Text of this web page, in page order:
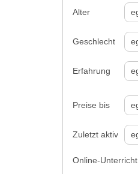
Alter
Geschlecht
Erfahrung
Preise bis
Zuletzt aktiv
Online-Unterricht